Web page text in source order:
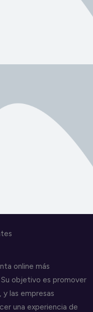
online más
objetivo es promover
las empresas
una experiencia de